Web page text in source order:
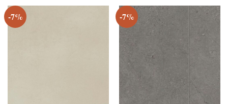
-7% -7%